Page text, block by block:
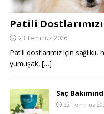
Patili
23 Temmuz 2026
Patili dostlarımız için
yumuşak, […]
Saç
22 Temmuz